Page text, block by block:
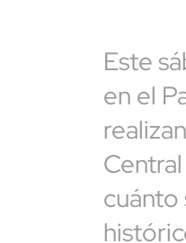
Este
en el
cuánto